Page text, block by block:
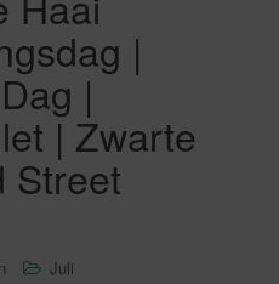
|
|
| Zwarte
Street
Juli